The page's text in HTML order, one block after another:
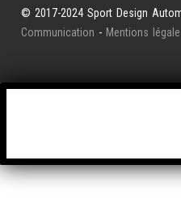
© 2017-2024 Sport Design
Communication - Mentions